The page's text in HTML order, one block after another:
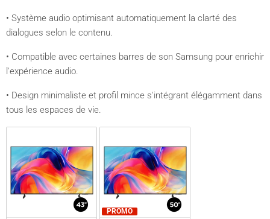
• Système audio optimisant automatiquement la clarté des
dialogues selon le contenu.
• Compatible avec certaines barres de son Samsung pour enrichir
l'expérience audio.
• Design minimaliste et profil mince s'intégrant élégamment dans
tous les espaces de vie.
PROMO